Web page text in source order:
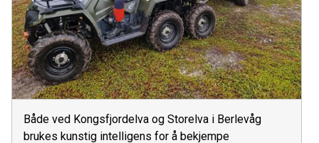
Både ved Kongsfjordelva og Storelva i Berlevåg
brukes kunstig intelligens for å bekjempe